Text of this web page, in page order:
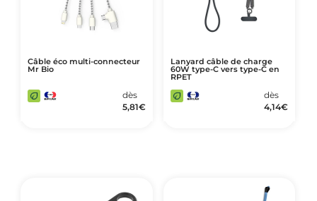
Câble éco multi-connecteur
Mr Bio
dès
5,81€
Lanyard câble de charge
60W type-C vers type-C en
RPET
dès
4,14€